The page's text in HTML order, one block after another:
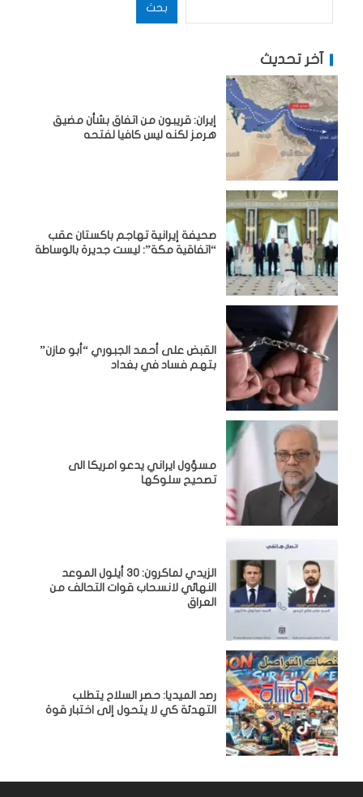
بحث
آخر تحديث
إيران: قريبون من اتفاق بشأن مضيق
هرمز لكنه ليس كافيا لفتحه
صحيفة إيرانية تهاجم باكستان عقب
“اتفاقية مكة”: ليست جديرة بالوساطة
القبض على أحمد الجبوري “أبو مازن”
بتهم فساد في بغداد
مسؤول ايراني يدعو امريكا الى
تصحيح سلوكها
الزيدي لماكرون: 30 أيلول الموعد
النهائي لانسحاب قوات التحالف من
العراق
رصد الميديا: حصر السلاح يتطلب
التهدئة كي لا يتحول إلى اختبار قوة